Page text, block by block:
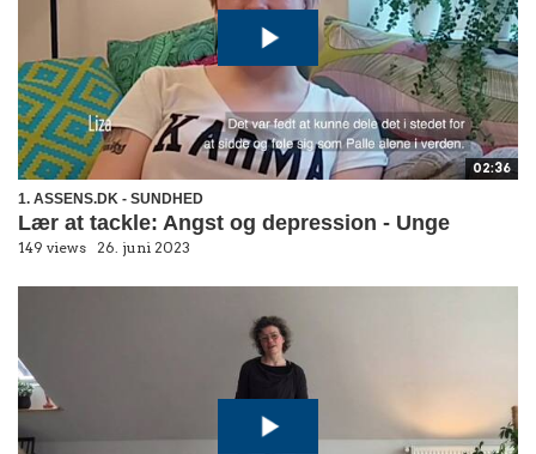
02:36
1. ASSENS.DK - SUNDHED
Lær at tackle: Angst og depression - Unge
149 views 26. juni 2023